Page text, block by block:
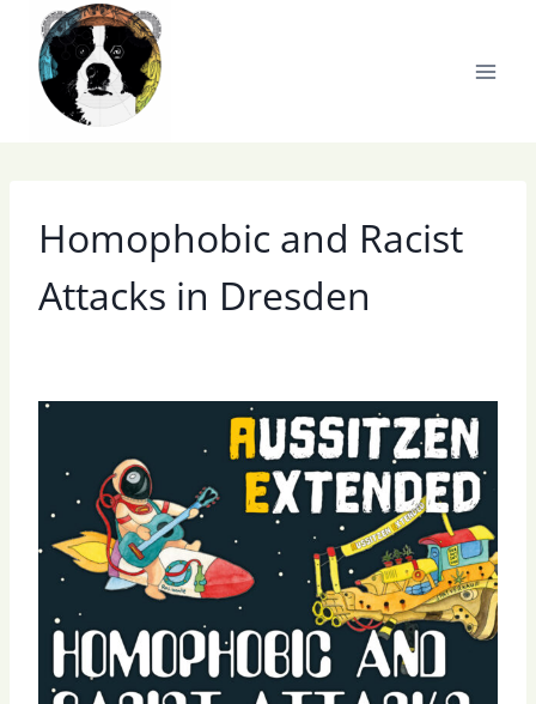
Inhalt
springen
Homophobic and Racist
Attacks in Dresden